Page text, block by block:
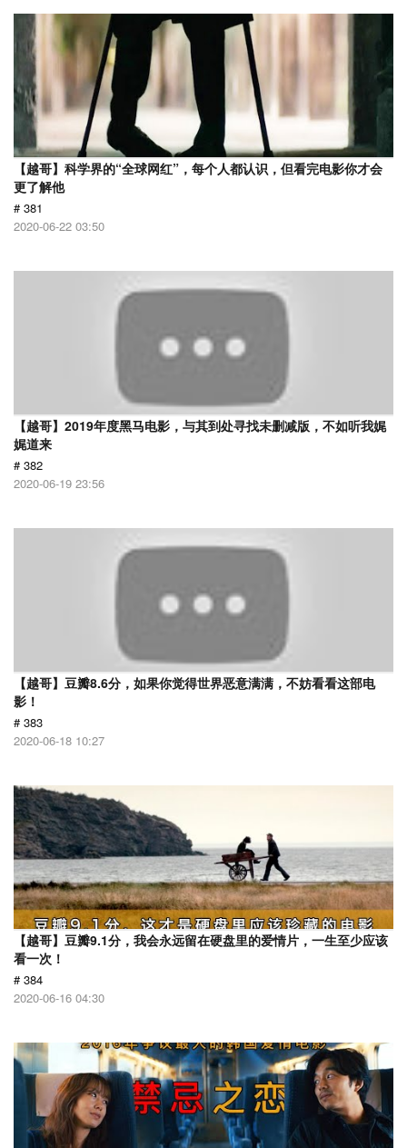
【越哥】科学界的“全球网红”，每个人都认识，但看完电影你才会
更了解他
# 381
2020-06-22 03:50
【越哥】2019年度黑马电影，与其到处寻找未删减版，不如听我娓
娓道来
# 382
2020-06-19 23:56
【越哥】豆瓣8.6分，如果你觉得世界恶意满满，不妨看看这部电
影！
# 383
2020-06-18 10:27
【越哥】豆瓣9.1分，我会永远留在硬盘里的爱情片，一生至少应该
看一次！
# 384
2020-06-16 04:30